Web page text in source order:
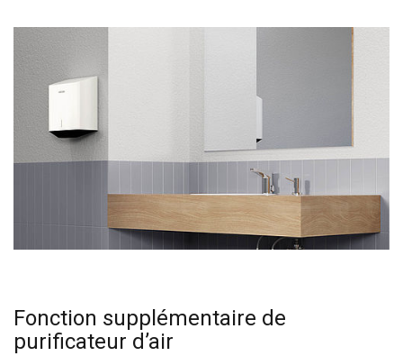
Fonction supplémentaire de
purificateur d’air